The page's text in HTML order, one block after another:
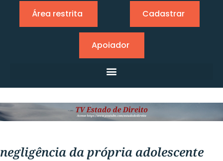
Área restrita Cadastrar
Apoiador
negligência da própria adolescente